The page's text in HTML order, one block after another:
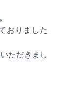
おりました
ただきまし